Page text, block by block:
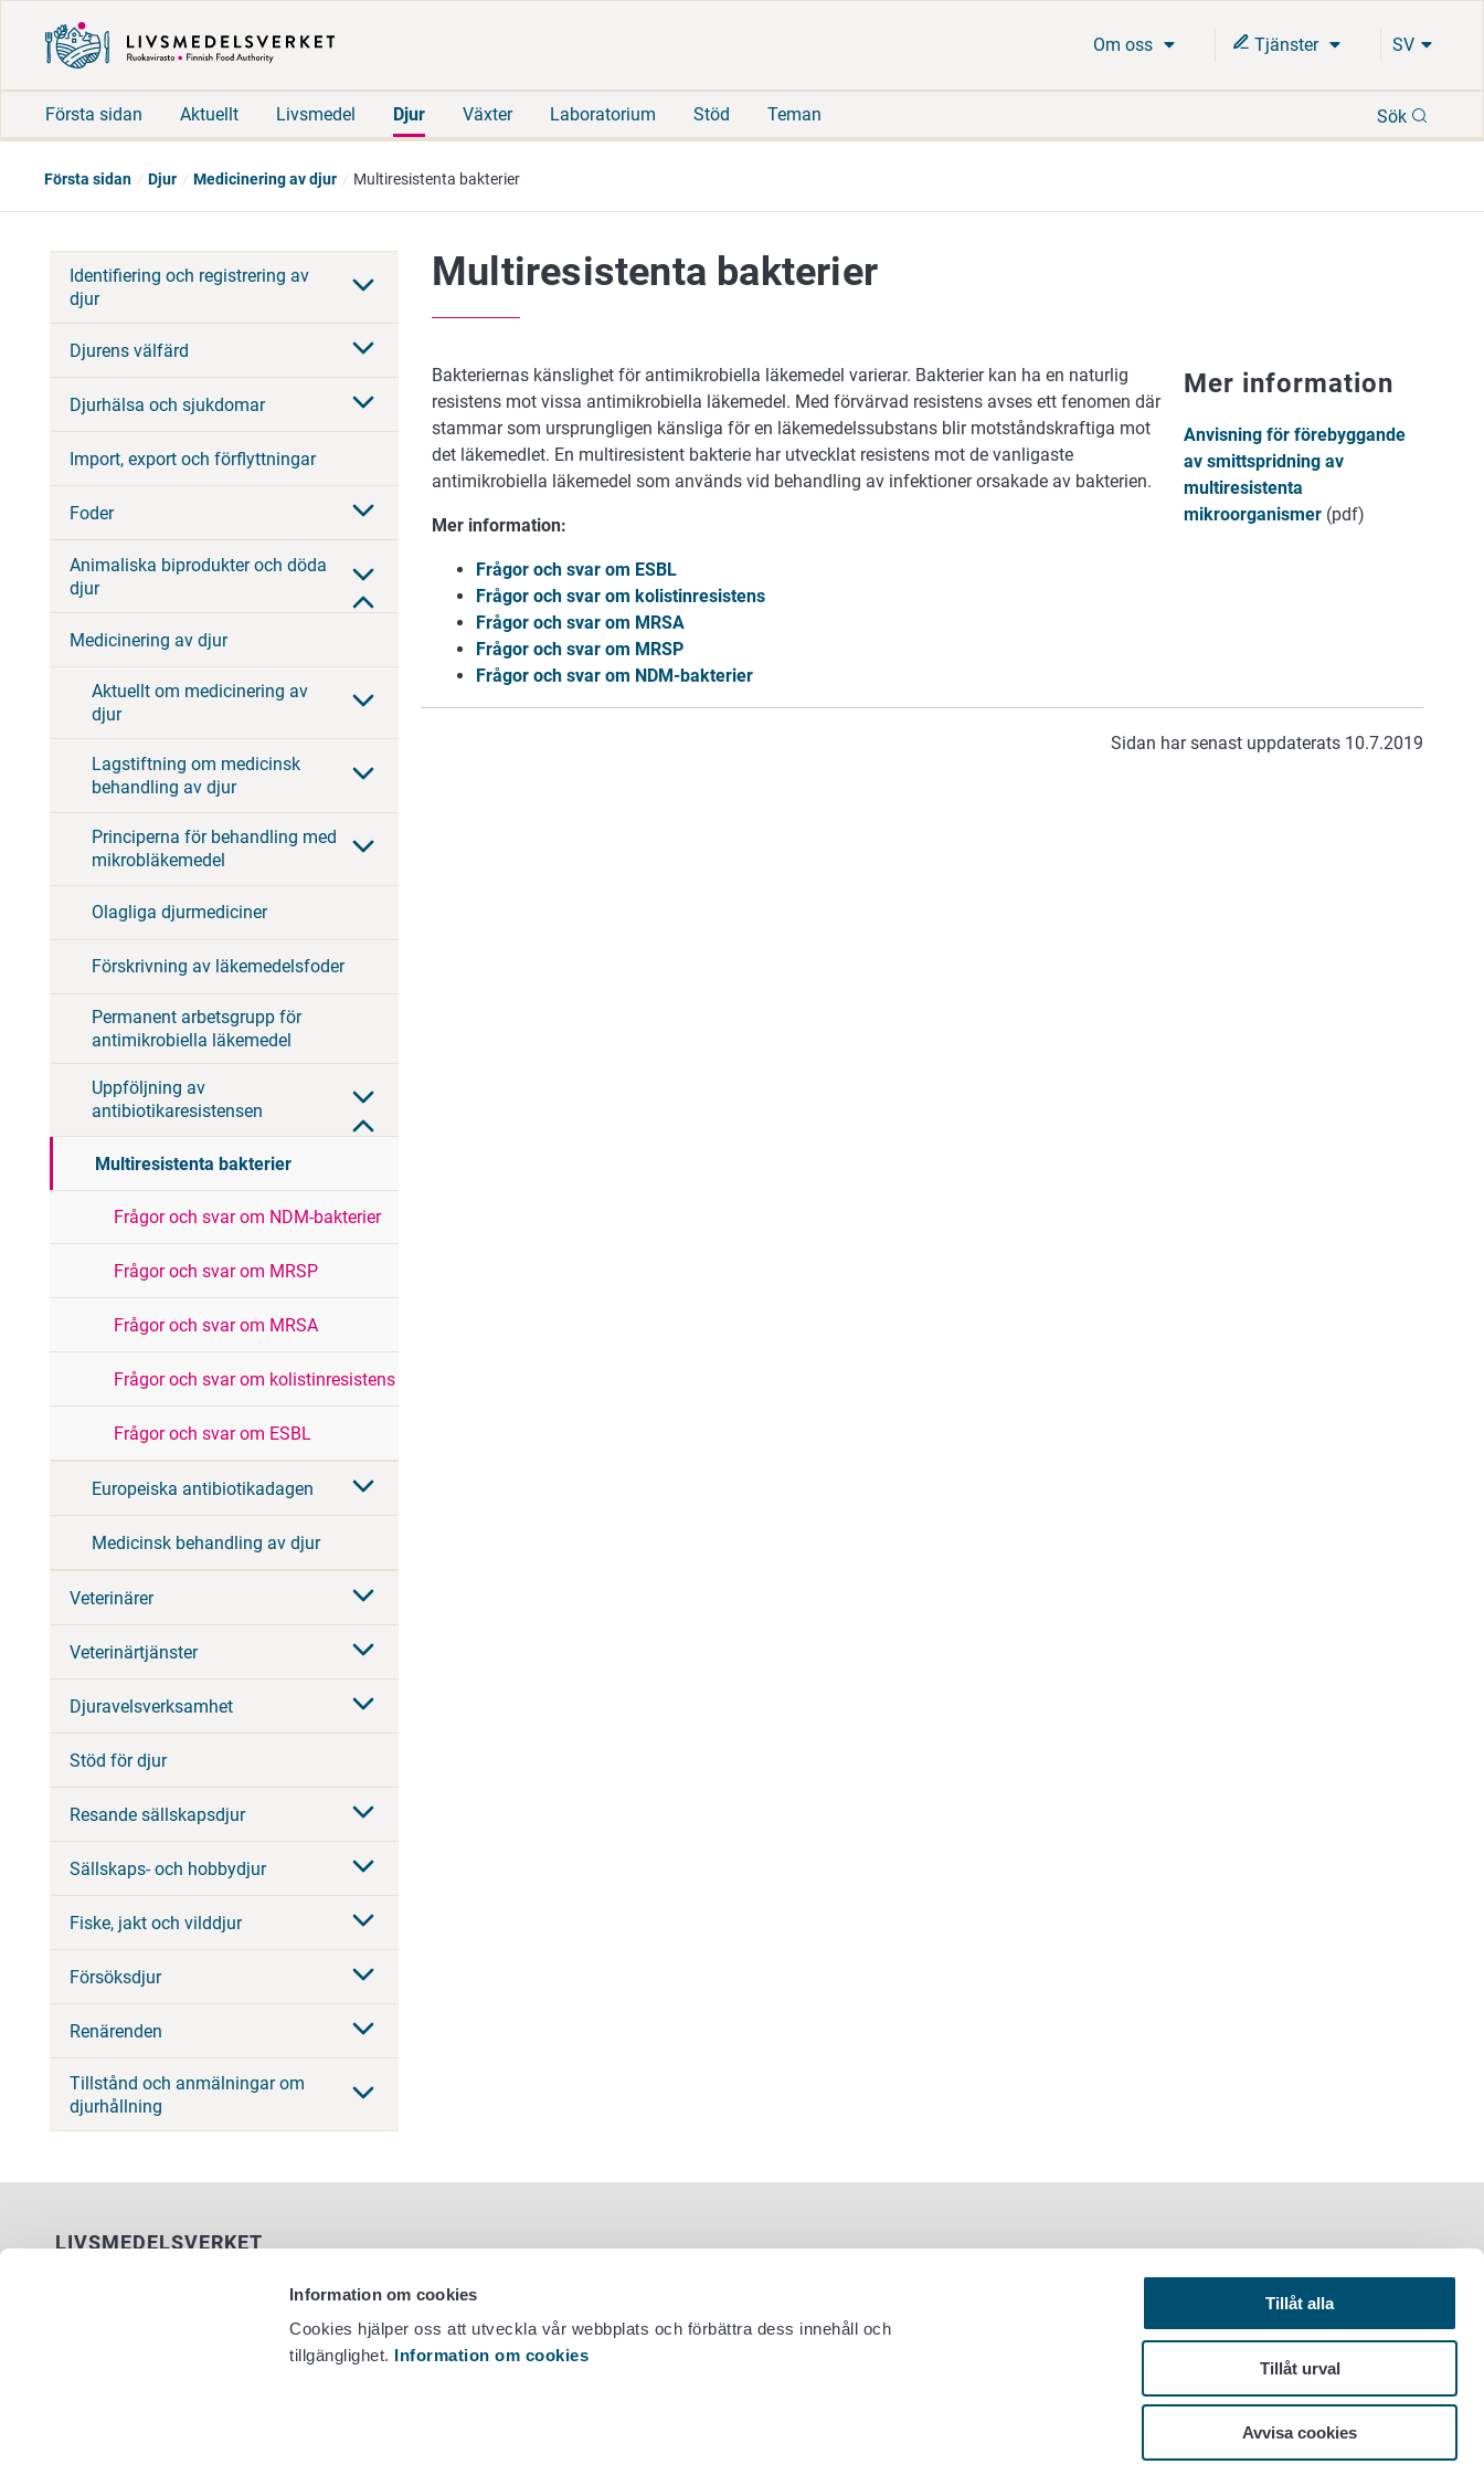
Information om cookies
Cookies hjälper oss att utveckla vår webbplats och förbättra dess innehåll och
tillgänglighet. Information om cookies
Tillåt alla
Tillåt urval
Avvisa cookies
Om oss Tjänster SV
Första sidan Aktuellt Livsmedel Djur Växter Laboratorium Stöd Teman Sök
Första sidan Djur Medicinering av djur Multiresistenta bakterier
Identifiering och registrering av
djur
Djurens välfärd
Djurhälsa och sjukdomar
Import, export och förflyttningar
Foder
Animaliska biprodukter och döda
djur
Medicinering av djur
Aktuellt om medicinering av
djur
Lagstiftning om medicinsk
behandling av djur
Principerna för behandling med
mikrobläkemedel
Olagliga djurmediciner
Förskrivning av läkemedelsfoder
Permanent arbetsgrupp för
antimikrobiella läkemedel
Uppföljning av
antibiotikaresistensen
Multiresistenta bakterier
Frågor och svar om NDM-bakterier
Frågor och svar om MRSP
Frågor och svar om MRSA
Frågor och svar om kolistinresistens
Frågor och svar om ESBL
Europeiska antibiotikadagen
Medicinsk behandling av djur
Veterinärer
Veterinärtjänster
Djuravelsverksamhet
Stöd för djur
Resande sällskapsdjur
Sällskaps- och hobbydjur
Fiske, jakt och vilddjur
Försöksdjur
Renärenden
Tillstånd och anmälningar om
djurhållning
Multiresistenta bakterier
Bakteriernas känslighet för antimikrobiella läkemedel varierar. Bakterier kan ha en naturlig
resistens mot vissa antimikrobiella läkemedel. Med förvärvad resistens avses ett fenomen där
stammar som ursprungligen känsliga för en läkemedelssubstans blir motståndskraftiga mot
det läkemedlet. En multiresistent bakterie har utvecklat resistens mot de vanligaste
antimikrobiella läkemedel som används vid behandling av infektioner orsakade av bakterien.
Mer information:
Frågor och svar om ESBL
Frågor och svar om kolistinresistens
Frågor och svar om MRSA
Frågor och svar om MRSP
Frågor och svar om NDM-bakterier
Mer information
Anvisning för förebyggande
av smittspridning av
multiresistenta
mikroorganismer (pdf)
Sidan har senast uppdaterats 10.7.2019
LIVSMEDELSVERKET